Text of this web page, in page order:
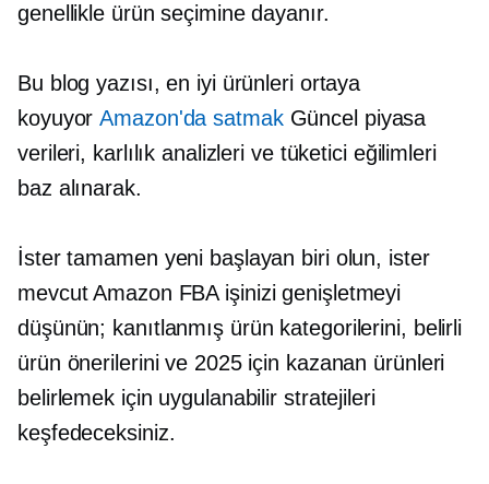
genellikle ürün seçimine dayanır.
Bu blog yazısı, en iyi ürünleri ortaya
koyuyorAmazon'da satmakGüncel piyasa
verileri, karlılık analizleri ve tüketici eğilimleri
baz alınarak.
İster tamamen yeni başlayan biri olun, ister
mevcut Amazon FBA işinizi genişletmeyi
düşünün; kanıtlanmış ürün kategorilerini, belirli
ürün önerilerini ve 2025 için kazanan ürünleri
belirlemek için uygulanabilir stratejileri
keşfedeceksiniz.